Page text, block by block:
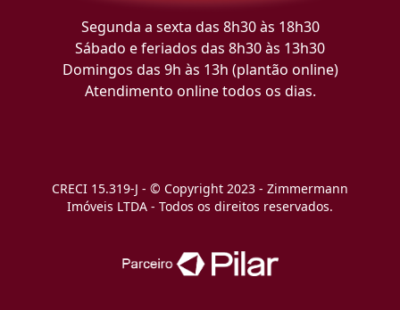
Segunda a sexta das 8h30 às 18h30
Sábado e feriados das 8h30 às 13h30
Domingos das 9h às 13h (plantão online)
Atendimento online todos os dias.
CRECI 15.319-J - © Copyright 2023 - Zimmermann
Imóveis LTDA - Todos os direitos reservados.